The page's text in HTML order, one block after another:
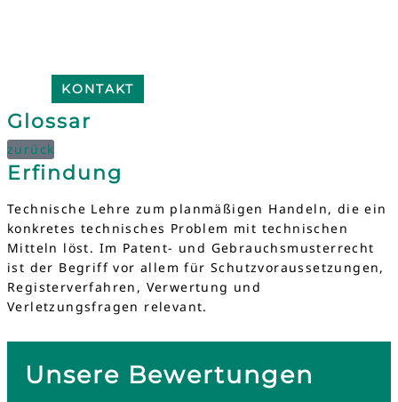
KONTAKT
Glossar
zurück
Erfindung
Technische Lehre zum planmäßigen Handeln, die ein
konkretes technisches Problem mit technischen
Mitteln löst. Im Patent- und Gebrauchsmusterrecht
ist der Begriff vor allem für Schutzvoraussetzungen,
Registerverfahren, Verwertung und
Verletzungsfragen relevant.
Unsere Bewertungen